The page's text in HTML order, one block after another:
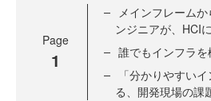
Page
1
メインフレーム
ンジニアが、HCI
誰でもインフラ
「分かりやすい
る、開発現場の課